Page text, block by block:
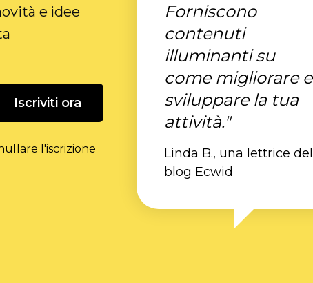
e idee
Iscriviti ora
l'iscrizione
Forniscono
contenuti
illuminanti su
come migliorare e
sviluppare la tua
attività."
Linda B., una lettrice del
blog Ecwid